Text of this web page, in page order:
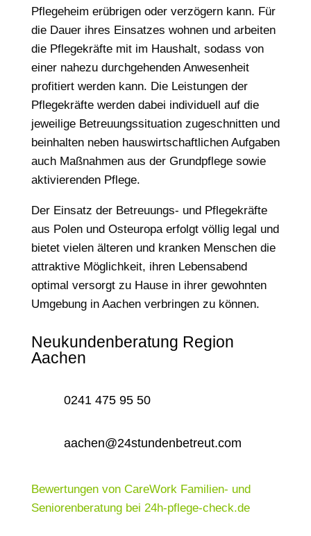
Pflegeheim erübrigen oder verzögern kann. Für
die Dauer ihres Einsatzes wohnen und arbeiten
die Pflegekräfte mit im Haushalt, sodass von
einer nahezu durchgehenden Anwesenheit
profitiert werden kann. Die Leistungen der
Pflegekräfte werden dabei individuell auf die
jeweilige Betreuungssituation zugeschnitten und
beinhalten neben hauswirtschaftlichen Aufgaben
auch Maßnahmen aus der Grundpflege sowie
aktivierenden Pflege.
Der Einsatz der Betreuungs- und Pflegekräfte
aus Polen und Osteuropa erfolgt völlig legal und
bietet vielen älteren und kranken Menschen die
attraktive Möglichkeit, ihren Lebensabend
optimal versorgt zu Hause in ihrer gewohnten
Umgebung in Aachen verbringen zu können.
Neukundenberatung Region
Aachen
0241 475 95 50
aachen@24stundenbetreut.com
Bewertungen von CareWork Familien- und
Seniorenberatung bei 24h-pflege-check.de